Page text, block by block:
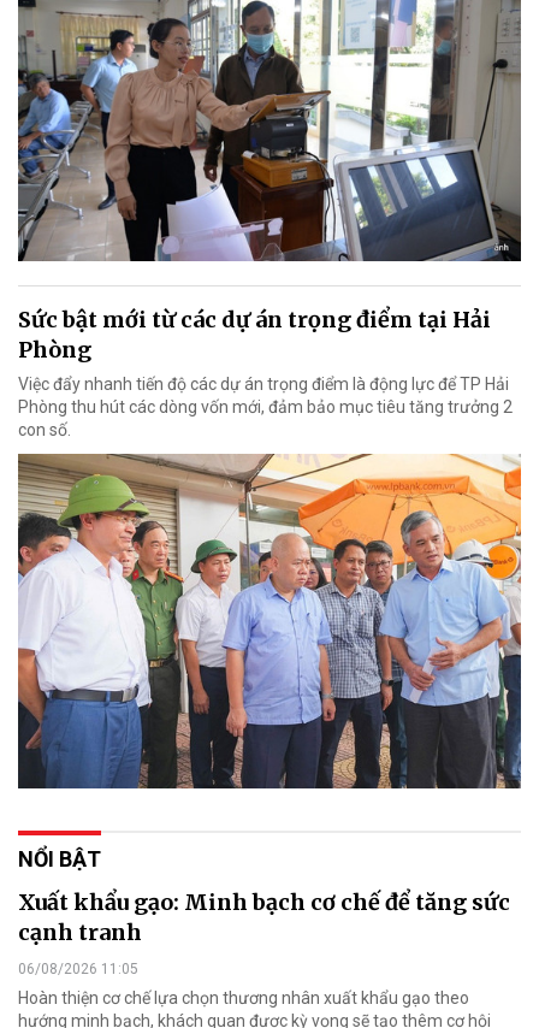
Sức bật mới từ các dự án trọng điểm tại Hải
Phòng
Việc đẩy nhanh tiến độ các dự án trọng điểm là động lực để TP Hải
Phòng thu hút các dòng vốn mới, đảm bảo mục tiêu tăng trưởng 2
con số.
NỔI BẬT
Xuất khẩu gạo: Minh bạch cơ chế để tăng sức
cạnh tranh
06/08/2026 11:05
Hoàn thiện cơ chế lựa chọn thương nhân xuất khẩu gạo theo
hướng minh bạch, khách quan được kỳ vọng sẽ tạo thêm cơ hội